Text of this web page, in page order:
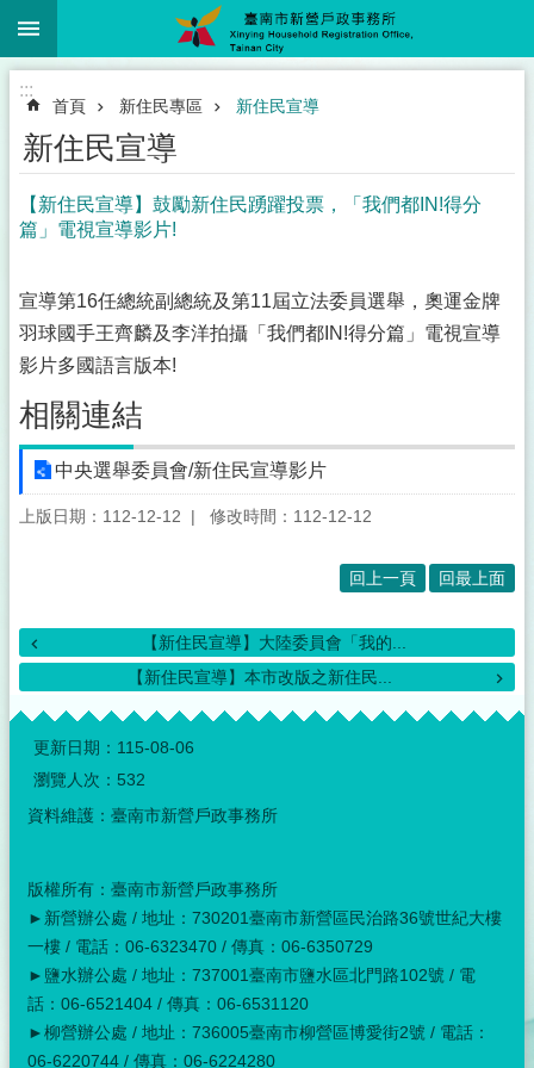
跳到主要內容區塊
:::
首頁 新住民專區 新住民宣導
新住民宣導
【新住民宣導】鼓勵新住民踴躍投票，「我們都IN!得分
篇」電視宣導影片!
宣導第16任總統副總統及第11屆立法委員選舉，奧運金牌
羽球國手王齊麟及李洋拍攝「我們都IN!得分篇」電視宣導
影片多國語言版本!
相關連結
中央選舉委員會/新住民宣導影片
上版日期：112-12-12 修改時間：112-12-12
回上一頁 回最上面
【新住民宣導】大陸委員會「我的...
【新住民宣導】本市改版之新住民...
:::
更新日期： 115-08-06
瀏覽人次： 532
資料維護：臺南市新營戶政事務所
版權所有：臺南市新營戶政事務所
►新營辦公處 / 地址：730201臺南市新營區民治路36號世紀大樓
一樓 / 電話：06-6323470 / 傳真：06-6350729
►鹽水辦公處 / 地址：737001臺南市鹽水區北門路102號 / 電
話：06-6521404 / 傳真：06-6531120
►柳營辦公處 / 地址：736005臺南市柳營區博愛街2號 / 電話：
06-6220744 / 傳真：06-6224280